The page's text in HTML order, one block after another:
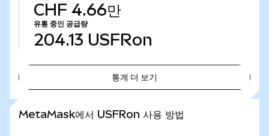
CHF 4.66만
유통 중인 공급량
204.13 USFRon
통계 더 보기
MetaMask에서 USFRon 사용 방법